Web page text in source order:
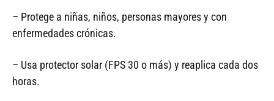
– Protege a niñas, niños, personas mayores y con
enfermedades crónicas.
– Usa protector solar (FPS 30 o más) y reaplica cada dos
horas.